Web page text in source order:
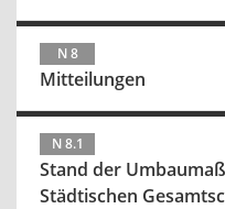
N 8
Mitteilungen
N 8.1
Stand der
Städtischen